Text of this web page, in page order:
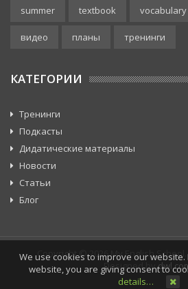
summer textbook vocabulary
видео планы тренинги
КАТЕГОРИИ
Тренинги
Подкасты
Дидатические материалы
Новости
Статьи
Блог
Copyright © 2026 My English
Designed by
We use cookies to improve our
website, you are giving consent to
details…